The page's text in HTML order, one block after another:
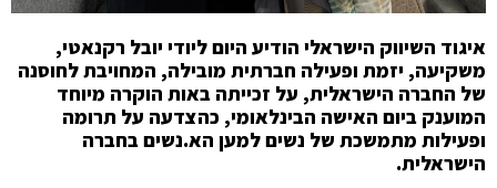
איגוד השיווק הישראלי הודיע היום ליודי יובל רקנאטי,
משקיעה, יזמת ופעילה חברתית מובילה, המחויבת לחוסנה
של החברה הישראלית, על זכייתה באות הוקרה מיוחד
המוענק ביום האישה הבינלאומי, כהצדעה על תרומה
ופעילות מתמשכת של נשים למען הא.נשים בחברה
הישראלית.